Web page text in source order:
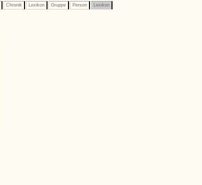
Chronik Lexikon Gruppe Person Lexikon